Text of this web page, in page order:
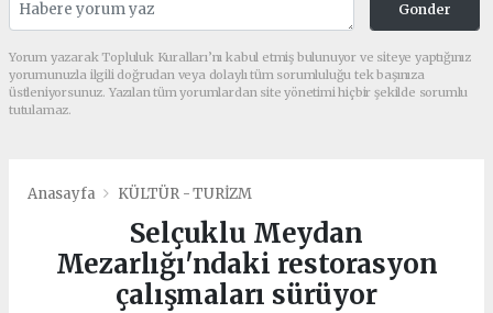
Gonder
Yorum yazarak Topluluk Kuralları’nı kabul etmiş bulunuyor ve siteye yaptığınız
yorumunuzla ilgili doğrudan veya dolaylı tüm sorumluluğu tek başınıza
üstleniyorsunuz. Yazılan tüm yorumlardan site yönetimi hiçbir şekilde sorumlu
tutulamaz.
Anasayfa KÜLTÜR - TURİZM
Selçuklu Meydan
Mezarlığı'ndaki restorasyon
çalışmaları sürüyor